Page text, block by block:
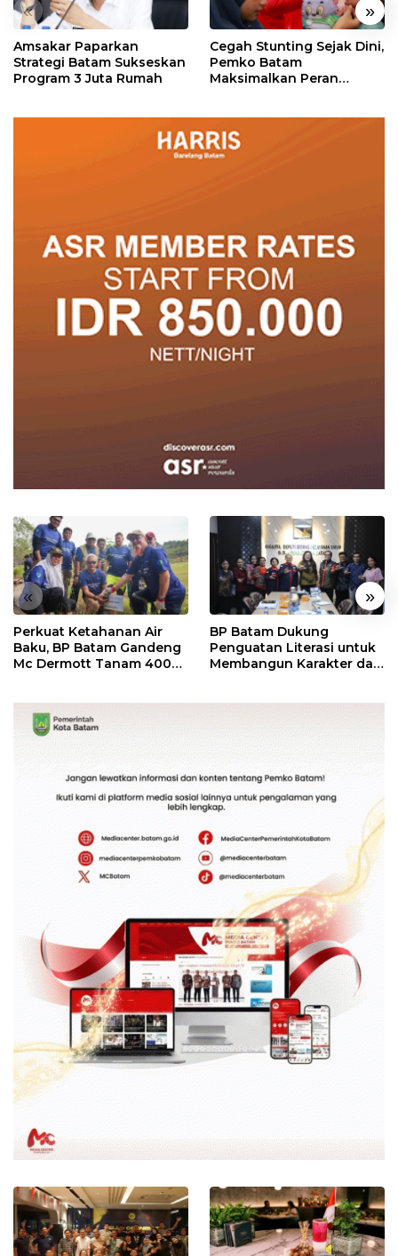
« »
Amsakar Paparkan
Strategi Batam Sukseskan
Program 3 Juta Rumah
Cegah Stunting Sejak Dini,
Pemko Batam
Maksimalkan Peran
« »
Perkuat Ketahanan Air
Baku, BP Batam Gandeng
Mc Dermott Tanam 400
BP Batam Dukung
Penguatan Literasi untuk
Membangun Karakter dan